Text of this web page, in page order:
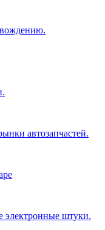
автозапчастей.
электронные штуки.